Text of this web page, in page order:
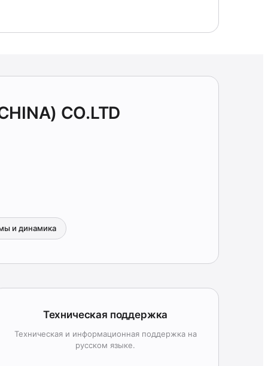
CO.LTD
и динамика
Техническая поддержка
Техническая и информационная поддержка на
русском языке.